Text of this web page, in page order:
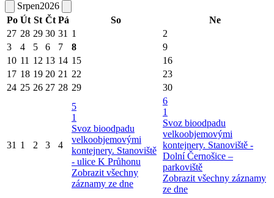
Srpen2026
Po Út St Čt Pá So
Ne
27 28 29 30 31 1
2
3
4 5 6 7 8
9
10 11 12 13 14 15
16
17 18 19 20 21 22
23
24 25 26 27 28 29 30
31 1 2 3 4
5
1
Svoz bioodpadu
velkoobjemovými
kontejnery. Stanoviště
- ulice K Průhonu
Zobrazit všechny
záznamy ze dne
6
1
Svoz bioodpadu
velkoobjemovými
kontejnery. Stanoviště -
Dolní Černošice –
parkoviště
Zobrazit všechny záznamy
ze dne